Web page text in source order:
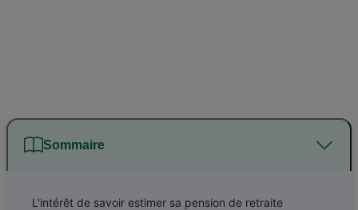
Sommaire
L'intérêt de savoir estimer sa pension de retraite